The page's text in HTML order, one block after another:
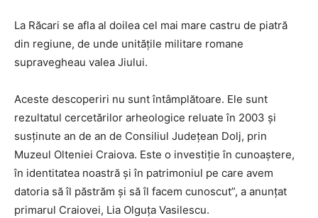
La Răcari se afla al doilea cel mai mare castru de piatră
din regiune, de unde unitățile militare romane
supravegheau valea Jiului.
Aceste descoperiri nu sunt întâmplătoare. Ele sunt
rezultatul cercetărilor arheologice reluate în 2003 și
susținute an de an de Consiliul Județean Dolj, prin
Muzeul Olteniei Craiova. Este o investiție în cunoaștere,
în identitatea noastră și în patrimoniul pe care avem
datoria să îl păstrăm și să îl facem cunoscut”, a anunțat
primarul Craiovei, Lia Olguța Vasilescu.